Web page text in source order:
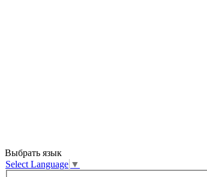
Выбрать язык
Select Language ▼